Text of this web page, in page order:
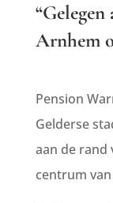
Arnhem
Pension
Gelderse
aan de rand
centrum